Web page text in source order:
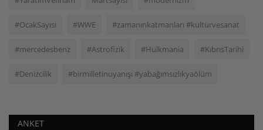
#OcakSayısı #WWE #zamanınkatmanları #kültürvesanat
#mercedesbenz #Astrofizik #Hulkmania #KıbrısTarihi
#Denizcilik #birmilletinuyanışı #yabağımsızlıkyaölüm
ANKET